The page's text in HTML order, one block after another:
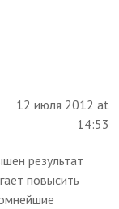
12 июля 2012 at
14:53
результат
повысить